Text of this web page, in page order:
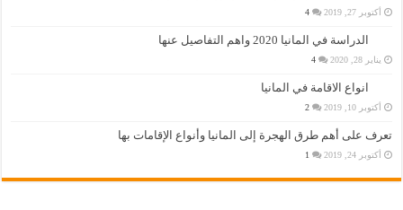
أكتوبر 27, 2019 4
الدراسة في المانيا 2020 واهم التفاصيل عنها
يناير 28, 2020 4
انواع الاقامة في المانيا
أكتوبر 10, 2019 2
تعرف على أهم طرق الهجرة إلى المانيا وأنواع الإقامات بها
أكتوبر 24, 2019 1